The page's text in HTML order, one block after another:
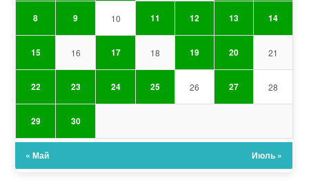
8 9 10 11 12 13 14
15 16 17 18 19 20 21
22 23 24 25 26 27 28
29 30
« Май Июль »